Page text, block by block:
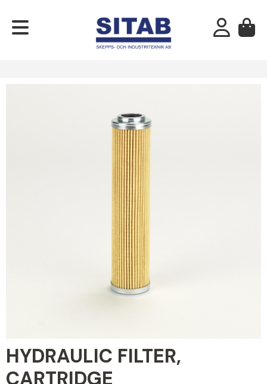
HYDRAULIC FILTER,
CARTRIDGE